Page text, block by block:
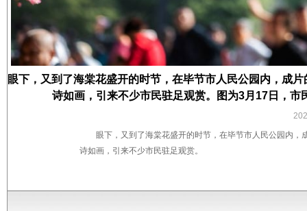
眼下，又到了海棠花盛开的时节，在毕节市人民公园内，成
诗如画，引来不少市民驻足观赏。图为3月17日，
眼下，又到了海棠花盛开的时节，在毕节市人民公园内
诗如画，引来不少市民驻足观赏。